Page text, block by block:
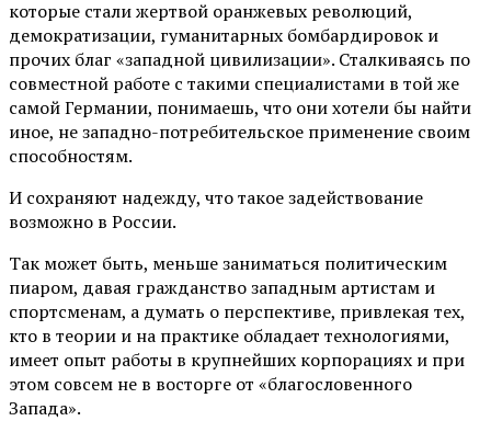
которые стали жертвой оранжевых революций,
демократизации, гуманитарных бомбардировок и
прочих благ «западной цивилизации». Сталкиваясь по
совместной работе с такими специалистами в той же
самой Германии, понимаешь, что они хотели бы найти
иное, не западно-потребительское применение своим
способностям.
И сохраняют надежду, что такое задействование
возможно в России.
Так может быть, меньше заниматься политическим
пиаром, давая гражданство западным артистам и
спортсменам, а думать о перспективе, привлекая тех,
кто в теории и на практике обладает технологиями,
имеет опыт работы в крупнейших корпорациях и при
этом совсем не в восторге от «благословенного
Запада».